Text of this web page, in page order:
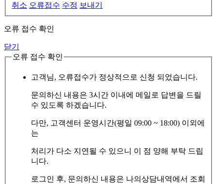
취소 오류접수 수정 보내기
오류 접수 확인
닫기
오류 접수 확인
고객님, 오류접수가 정상적으로 신청 되었습니다.
문의하신 내용은 3시간 이내에 메일로 답변을 드릴
수 있도록 하겠습니다.
다만, 고객센터 운영시간(평일 09:00 ~ 18:00) 이외에
는
처리가 다소 지연될 수 있으니 이 점 양해 부탁 드립
니다.
로그인 후, 문의하신 내용은 나의상담내역에서 조회